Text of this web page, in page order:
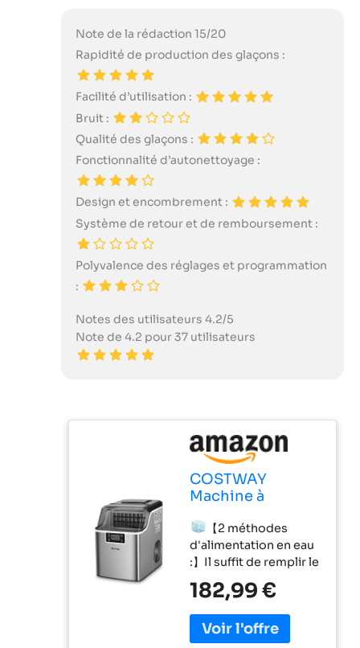
Note de la rédaction 15/20
Rapidité de production des glaçons :
Facilité d’utilisation :
Bruit :
Qualité des glaçons :
Fonctionnalité d’autonettoyage :
Design et encombrement :
Système de retour et de remboursement :
Polyvalence des réglages et programmation
:
Notes des utilisateurs 4.2/5
Note de 4.2 pour 37 utilisateurs
COSTWAY
Machine à
24h, Machine a
Glacons à
Affichage LCD,
Minuterie 24
Heures, 24
Glaçons en 15-20
Minutes,
【2 méthodes
d'alimentation en eau
:】Il suffit de remplir le
réservoir par
l'ouverture située sur
le haut de l'appareil ou
de placer une
182,99 €